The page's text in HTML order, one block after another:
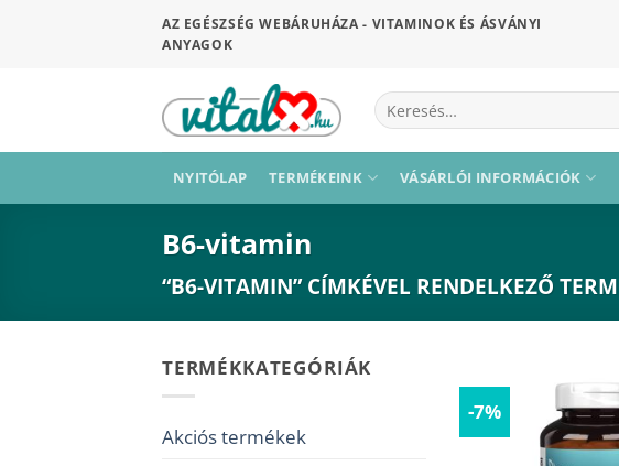
AZ EGÉSZSÉG WEBÁRUHÁZA - VITAMINOK ÉS ÁSVÁNYI
ANYAGOK
Keresés
a
NYITÓLAP TERMÉKEINK VÁSÁRLÓI INFORMÁCIÓK
B6-vitamin
“B6-VITAMIN” CÍMKÉVEL RENDELKEZŐ
TERMÉKKATEGÓRIÁK
Akciós termékek
-7%